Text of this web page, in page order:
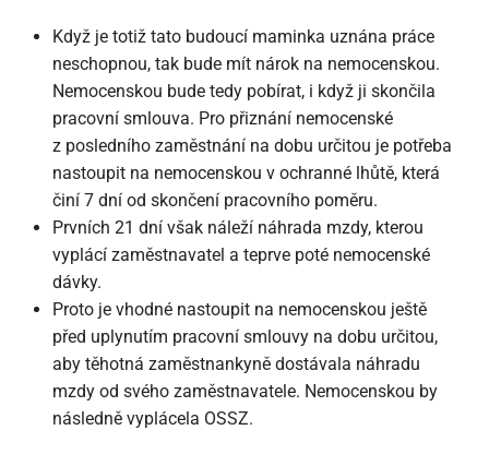
Když je totiž tato budoucí maminka uznána práce
neschopnou, tak bude mít nárok na nemocenskou.
Nemocenskou bude tedy pobírat, i když ji skončila
pracovní smlouva. Pro přiznání nemocenské
z posledního zaměstnání na dobu určitou je potřeba
nastoupit na nemocenskou v ochranné lhůtě, která
činí 7 dní od skončení pracovního poměru.
Prvních 21 dní však náleží náhrada mzdy, kterou
vyplácí zaměstnavatel a teprve poté nemocenské
dávky.
Proto je vhodné nastoupit na nemocenskou ještě
před uplynutím pracovní smlouvy na dobu určitou,
aby těhotná zaměstnankyně dostávala náhradu
mzdy od svého zaměstnavatele. Nemocenskou by
následně vyplácela OSSZ.